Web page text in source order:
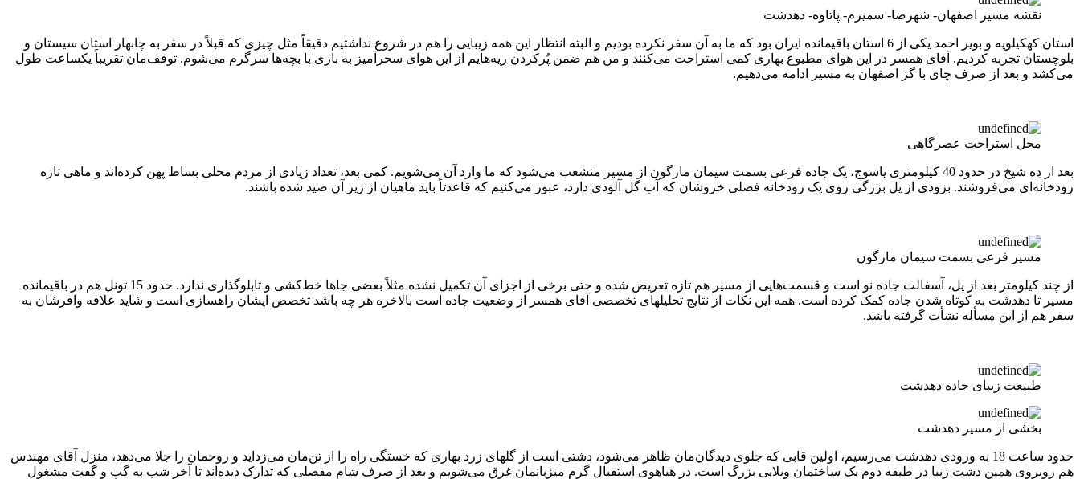
نقشه مسیر اصفهان- شهرضا- سمیرم- پاتاوه- دهدشت
استان کهکیلویه و بویر احمد یکی از 6 استان باقیمانده ایران بود که ما به آن سفر نکرده بودیم و البته انتظار این همه زیبایی را هم در شروع نداشتیم دقیقاً مثل چیزی که قبلاً در سفر به چابهار استان سیستان و
بلوچستان تجربه کردیم. آقای همسر در این هوای مطبوع بهاری کمی استراحت می‌کنند و من هم ضمن پُرکردن ریه‌هایم از این هوای سحرآمیز به بازی با بچه‌ها سرگرم می‌شوم. توقف‌مان تقریباً یکساعت طول
می‌کشد و بعد از صرف چای با گز اصفهان به مسیر ادامه می‌دهیم.
محل استراحت عصرگاهی
بعد از دِه شیخ در حدود 40 کیلومتری یاسوج، یک جاده فرعی بسمت سیمان مارگون از مسیر منشعب می‌شود که ما وارد آن می‌شویم. کمی بعد، تعداد زیادی از مردم محلی بساط پهن کرده‌اند و ماهی تازه
رودخانه‌ای می‌فروشند. بزودی از پل بزرگی روی یک رودخانه فصلی خروشان که آب گل آلودی دارد، عبور می‌کنیم که قاعدتاً باید ماهیان از زیر آن صید شده باشند.
مسیر فرعی بسمت سیمان مارگون
از چند کیلومتر بعد از پل، آسفالت جاده نو است و قسمت‌هایی از مسیر هم تازه تعریض شده و حتی برخی از اجزای آن تکمیل نشده مثلاً بعضی جاها خط‌کشی و تابلوگذاری ندارد. حدود 15 تونل هم در باقیمانده
مسیر تا دهدشت به کوتاه شدن جاده کمک کرده است. همه این نکات از نتایج تحلیلهای تخصصی آقای همسر از وضعیت جاده است بالاخره هر چه باشد تخصص ایشان راهسازی است و شاید علاقه وافرشان به
سفر هم از این مسأله نشأت گرفته باشد.
طبیعت زیبای جاده دهدشت
بخشی از مسیر دهدشت
حدود ساعت 18 به ورودی دهدشت می‌رسیم، اولین قابی که جلوی دیدگان‌مان ظاهر می‌شود، دشتی است از گلهای زرد بهاری که خستگی راه را از تن‌مان می‌زداید و روحمان را جلا می‌دهد، منزل آقای مهندس
هم روبروی همین دشت زیبا در طبقه دوم یک ساختمان ویلایی بزرگ است. در هیاهوی استقبال گرم میزبانمان غرق می‌شویم و بعد از صرف شام مفصلی که تدارک دیده‌اند تا آخر شب به گپ و گفت مشغول